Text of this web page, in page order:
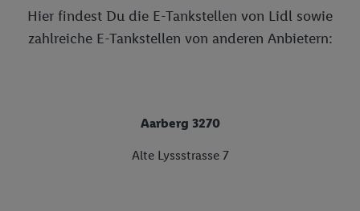
Hier findest Du die E-Tankstellen von Lidl sowie
zahlreiche E-Tankstellen von anderen Anbietern:
Aarberg 3270
Alte Lyssstrasse 7